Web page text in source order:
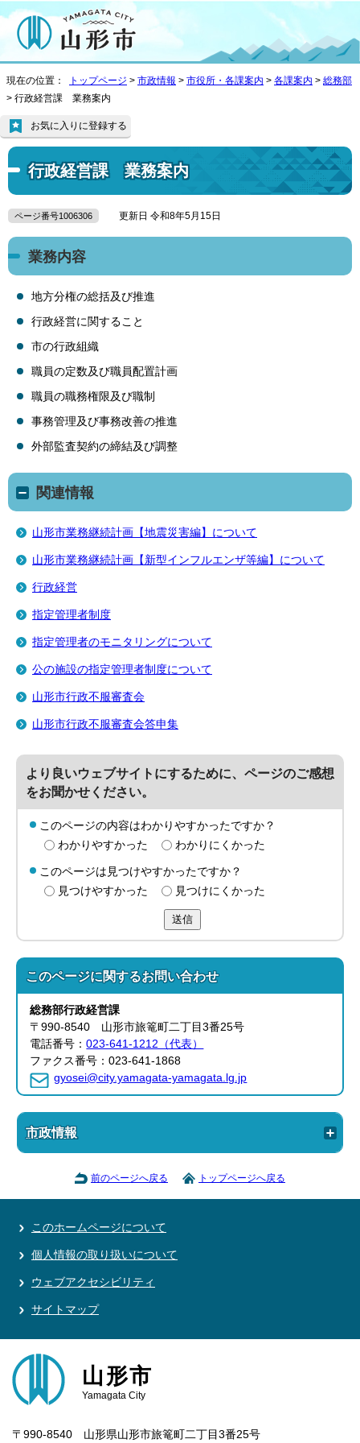
現在の位置： トップページ > 市政情報 > 市役所・各課案内 > 各課案内 > 総務部
> 行政経営課 業務案内
行政経営課 業務案内
お気に入りに登録する
ページ番号1006306 更新日 令和8年5月15日
業務内容
地方分権の総括及び推進
行政経営に関すること
市の行政組織
職員の定数及び職員配置計画
職員の職務権限及び職制
事務管理及び事務改善の推進
外部監査契約の締結及び調整
関連情報
山形市業務継続計画【地震災害編】について
山形市業務継続計画【新型インフルエンザ等編】について
行政経営
指定管理者制度
指定管理者のモニタリングについて
公の施設の指定管理者制度について
山形市行政不服審査会
山形市行政不服審査会答申集
より良いウェブサイトにするために、ページのご感想
をお聞かせください。
このページの内容はわかりやすかったですか？
わかりやすかった
わかりにくかった
このページは見つけやすかったですか？
見つけやすかった
見つけにくかった
送信
このページに関するお問い合わせ
総務部行政経営課
〒990-8540 山形市旅篭町二丁目3番25号
電話番号：023-641-1212（代表）
ファクス番号：023-641-1868
gyosei@city.yamagata-yamagata.lg.jp
市政情報
前のページへ戻る トップページへ戻る
このホームページについて
個人情報の取り扱いについて
ウェブアクセシビリティ
サイトマップ
山形市
Yamagata City
〒990-8540 山形県山形市旅篭町二丁目3番25号